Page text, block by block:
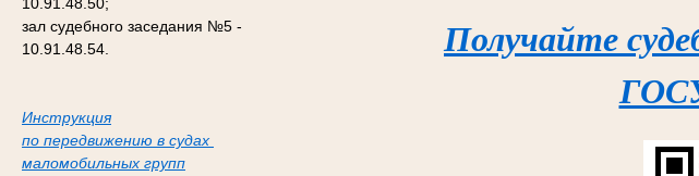
10.91.48.50;
зал судебного заседания №5 -
10.91.48.54.
Инструкция
по передвижению в судах
маломобильных групп
Получайте